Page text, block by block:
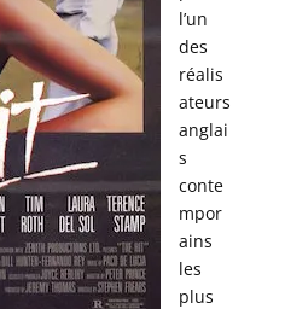
l’un
des
réalis
ateurs
anglai
s
conte
mpor
ains
les
plus